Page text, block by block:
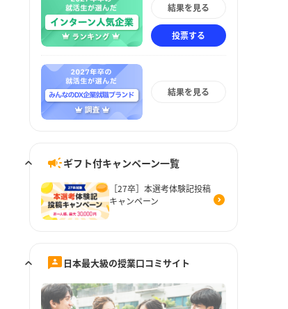
結果を見る
投票する
結果を見る
ギフト付キャンペーン一覧
［27卒］本選考体験記投稿
キャンペーン
日本最大級の授業口コミサイト